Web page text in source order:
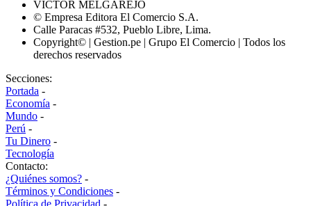
VÍCTOR MELGAREJO
© Empresa Editora El Comercio S.A.
Calle Paracas #532, Pueblo Libre, Lima.
Copyright© | Gestion.pe | Grupo El Comercio | Todos los
derechos reservados
Secciones:
Portada -
Economía -
Mundo -
Perú -
Tu Dinero -
Tecnología
Contacto:
¿Quiénes somos? -
Términos y Condiciones -
Política de Privacidad -